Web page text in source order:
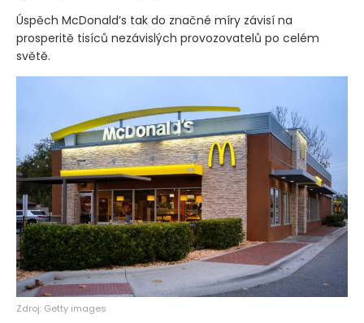
Úspěch McDonald’s tak do značné míry závisí na
prosperitě tisíců nezávislých provozovatelů po celém
světě.
Zdroj: Getty images